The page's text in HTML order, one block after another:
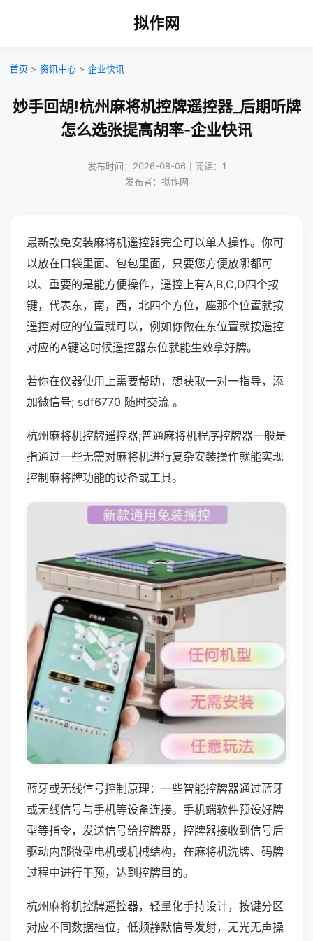
拟作网
首页 > 资讯中心 > 企业快讯
妙手回胡!杭州麻将机控牌遥控器_后期听牌
怎么选张提高胡率-企业快讯
发布时间：2026-08-06｜阅读：1
发布者：拟作网
最新款免安装麻将机遥控器完全可以单人操作。你可
以放在口袋里面、包包里面，只要您方便放哪都可
以、重要的是能方便操作，遥控上有A,B,C,D四个按
键，代表东，南，西，北四个方位，座那个位置就按
遥控对应的位置就可以，例如你做在东位置就按遥控
对应的A键这时候遥控器东位就能生效拿好牌。
若你在仪器使用上需要帮助，想获取一对一指导，添
加微信号; sdf6770 随时交流 。
杭州麻将机控牌遥控器;普通麻将机程序控牌器一般是
指通过一些无需对麻将机进行复杂安装操作就能实现
控制麻将牌功能的设备或工具。
蓝牙或无线信号控制原理：一些智能控牌器通过蓝牙
或无线信号与手机等设备连接。手机端软件预设好牌
型等指令，发送信号给控牌器，控牌器接收到信号后
驱动内部微型电机或机械结构，在麻将机洗牌、码牌
过程中进行干预，达到控牌目的。
杭州麻将机控牌遥控器，轻量化手持设计，按键分区
对应不同数据档位，低频静默信号发射，无光无声操